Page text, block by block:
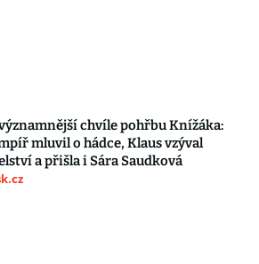
chvíle pohřbu Knížáka:
mluvil o hádce, Klaus vzýval
a přišla i Sára Saudková